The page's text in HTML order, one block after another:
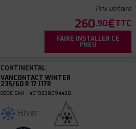
Prix unitaire
260.90€TTC
FAIRE INSTALLER CE
PNEU
CONTINENTAL
VANCONTACT WINTER
235/60 R 17 117R
CODE EAN : 4019238094428
Hiver